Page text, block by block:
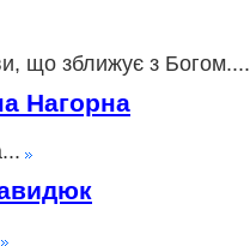
що зближує з Богом....
Нагорна